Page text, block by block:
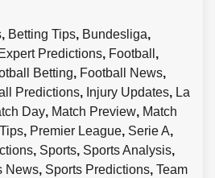
, Betting Tips, Bundesliga,
Expert Predictions, Football ,
Betting, Football News,
Predictions, Injury Updates, La
Day, Match Preview, Match
, Premier League, Serie A,
, Sports, Sports Analysis,
News, Sports Predictions, Team